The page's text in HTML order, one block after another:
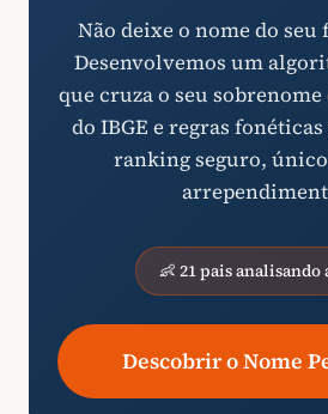
Não deixe o nome do seu
Desenvolvemos um
que cruza o seu
do IBGE e regras
ranking seguro,
👶 21 pais analisando
Descobrir o Nome